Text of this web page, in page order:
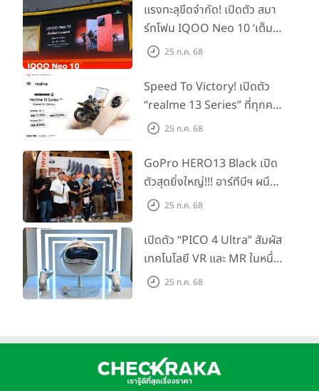
แรงทะลุขีดจำกัด! เปิดตัว สมา
ร์ทโฟน IQOO Neo 10 ‘เต็ม
แม็กซ์ในทุกแมตช์’ ในราคาเริ่ม
25 ก.ค. 68
Speed To Victory! เปิดตัว
“realme 13 Series” ที่ทุกคน
รอคอย อัพเกรดชิปเซ็ตตัวแรง
Dominator แห่งปี! ในราคา
เริ่มต้นเพียง 8,999 บาท
25 ก.ค. 68
GoPro HERO13 Black เปิด
ตัวสุดยิ่งใหญ่!!! อาร์ทีบีฯ ผนึก
กำลัง Big Camera และ
สร้างสรรค์ ‘GoPro...Go Pro
Creators’
25 ก.ค. 68
เปิดตัว “PICO 4 Ultra” สัมผัส
เทคโนโลยี VR และ MR ในหนึ่ง
เดียว ยกระดับการทำงานและ
25 ก.ค. 68